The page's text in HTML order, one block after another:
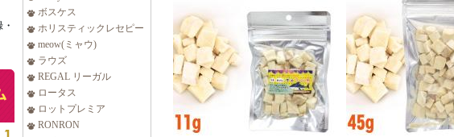
ボスケス
ホリスティックレセピー
meow(ミャウ)
ラウズ
REGAL リーガル
ロータス
ロットプレミア
RONRON